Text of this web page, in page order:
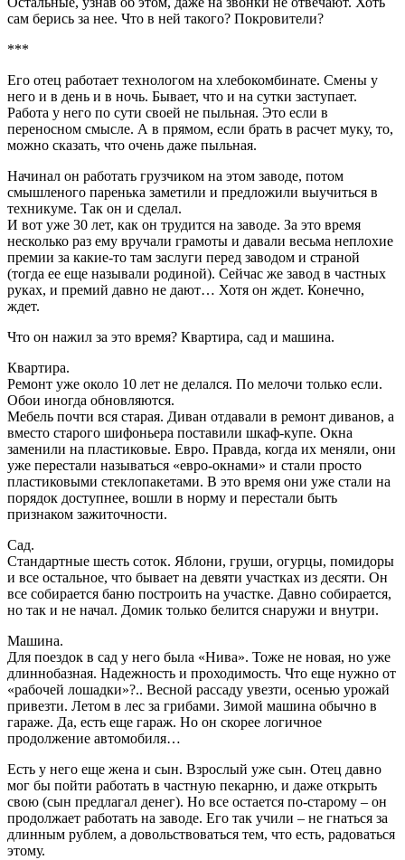
сам берись за нее. Что в ней такого? Покровители?
***
Его отец работает технологом на хлебокомбинате. Смены у
него и в день и в ночь. Бывает, что и на сутки заступает.
Работа у него по сути своей не пыльная. Это если в
переносном смысле. А в прямом, если брать в расчет муку, то,
можно сказать, что очень даже пыльная.
Начинал он работать грузчиком на этом заводе, потом
смышленого паренька заметили и предложили выучиться в
техникуме. Так он и сделал.
И вот уже 30 лет, как он трудится на заводе. За это время
несколько раз ему вручали грамоты и давали весьма неплохие
премии за какие-то там заслуги перед заводом и страной
(тогда ее еще называли родиной). Сейчас же завод в частных
руках, и премий давно не дают… Хотя он ждет. Конечно,
ждет.
Что он нажил за это время? Квартира, сад и машина.
Квартира.
Ремонт уже около 10 лет не делался. По мелочи только если.
Обои иногда обновляются.
Мебель почти вся старая. Диван отдавали в ремонт диванов, а
вместо старого шифоньера поставили шкаф-купе. Окна
заменили на пластиковые. Евро. Правда, когда их меняли, они
уже перестали называться «евро-окнами» и стали просто
пластиковыми стеклопакетами. В это время они уже стали на
порядок доступнее, вошли в норму и перестали быть
признаком зажиточности.
Сад.
Стандартные шесть соток. Яблони, груши, огурцы, помидоры
и все остальное, что бывает на девяти участках из десяти. Он
все собирается баню построить на участке. Давно собирается,
но так и не начал. Домик только белится снаружи и внутри.
Машина.
Для поездок в сад у него была «Нива». Тоже не новая, но уже
длиннобазная. Надежность и проходимость. Что еще нужно от
«рабочей лошадки»?.. Весной рассаду увезти, осенью урожай
привезти. Летом в лес за грибами. Зимой машина обычно в
гараже. Да, есть еще гараж. Но он скорее логичное
продолжение автомобиля…
Есть у него еще жена и сын. Взрослый уже сын. Отец давно
мог бы пойти работать в частную пекарню, и даже открыть
свою (сын предлагал денег). Но все остается по-старому – он
продолжает работать на заводе. Его так учили – не гнаться за
длинным рублем, а довольствоваться тем, что есть, радоваться
этому.